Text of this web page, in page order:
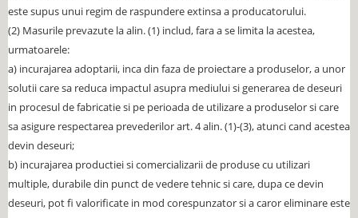
este supus unui regim de raspundere extinsa a producatorului.
(2) Masurile prevazute la alin. (1) includ, fara a se limita la acestea,
urmatoarele:
a) incurajarea adoptarii, inca din faza de proiectare a produselor, a unor
solutii care sa reduca impactul asupra mediului si generarea de deseuri
in procesul de fabricatie si pe perioada de utilizare a produselor si care
sa asigure respectarea prevederilor art. 4 alin. (1)-(3), atunci cand acestea
devin deseuri;
b) incurajarea productiei si comercializarii de produse cu utilizari
multiple, durabile din punct de vedere tehnic si care, dupa ce devin
deseuri, pot fi valorificate in mod corespunzator si a caror eliminare este